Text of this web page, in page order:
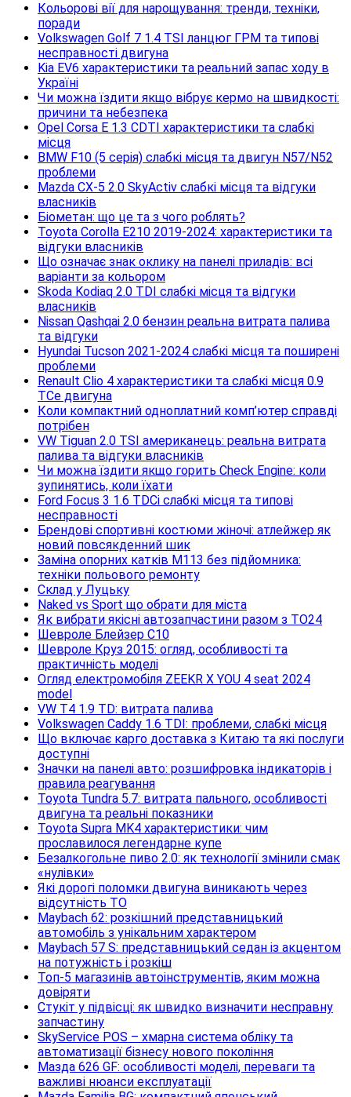
Кольорові вії для нарощування: тренди, техніки,
поради
Volkswagen Golf 7 1.4 TSI ланцюг ГРМ та типові
несправності двигуна
Kia EV6 характеристики та реальний запас ходу в
Україні
Чи можна їздити якщо вібрує кермо на швидкості:
причини та небезпека
Opel Corsa E 1.3 CDTI характеристики та слабкі
місця
BMW F10 (5 серія) слабкі місця та двигун N57/N52
проблеми
Mazda CX-5 2.0 SkyActiv слабкі місця та відгуки
власників
Біометан: що це та з чого роблять?
Toyota Corolla E210 2019-2024: характеристики та
відгуки власників
Що означає знак оклику на панелі приладів: всі
варіанти за кольором
Skoda Kodiaq 2.0 TDI слабкі місця та відгуки
власників
Nissan Qashqai 2.0 бензин реальна витрата палива
та відгуки
Hyundai Tucson 2021-2024 слабкі місця та поширені
проблеми
Renault Clio 4 характеристики та слабкі місця 0.9
TCe двигуна
Коли компактний одноплатний комп’ютер справді
потрібен
VW Tiguan 2.0 TSI американець: реальна витрата
палива та відгуки власників
Чи можна їздити якщо горить Check Engine: коли
зупинятись, коли їхати
Ford Focus 3 1.6 TDCi слабкі місця та типові
несправності
Брендові спортивні костюми жіночі: атлейжер як
новий повсякденний шик
Заміна опорних катків M113 без підйомника:
техніки польового ремонту
Склад у Луцьку
Naked vs Sport що обрати для міста
Як вибрати якісні автозапчастини разом з TO24
Шевроле Блейзер С10
Шевроле Круз 2015: огляд, особливості та
практичність моделі
Огляд електромобіля ZEEKR X YOU 4 seat 2024
model
VW T4 1.9 TD: витрата палива
Volkswagen Caddy 1.6 TDI: проблеми, слабкі місця
Що включає карго доставка з Китаю та які послуги
доступні
Значки на панелі авто: розшифровка індикаторів і
правила реагування
Toyota Tundra 5.7: витрата пального, особливості
двигуна та реальні показники
Toyota Supra MK4 характеристики: чим
прославилося легендарне купе
Безалкогольне пиво 2.0: як технології змінили смак
«нулівки»
Які дорогі поломки двигуна виникають через
відсутність ТО
Maybach 62: розкішний представницький
автомобіль з унікальним характером
Maybach 57 S: представницький седан із акцентом
на потужність і розкіш
Топ-5 магазинів автоінструментів, яким можна
довіряти
Стукіт у підвісці: як швидко визначити несправну
запчастину
SkyService POS – хмарна система обліку та
автоматизації бізнесу нового покоління
Мазда 626 GF: особливості моделі, переваги та
важливі нюанси експлуатації